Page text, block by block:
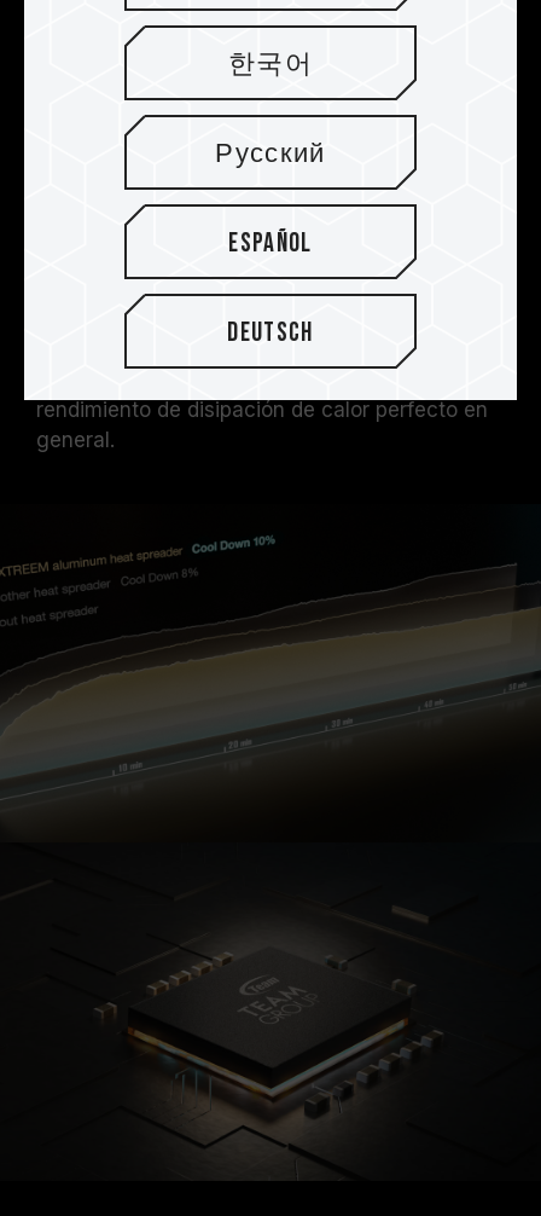
Disipador resistente de calor de 2
mm para una mejora perfecta en la
disipación del calor
T-FORCE XTREEM DDR5 adopta un disipador de
calor de aleación de aluminio de 2 mm para
aumentar su calidad y capacidad de calor.
Además, el producto tiene una almohadilla de
separación térmica con alta conductividad
térmica para fortalecer los efectos de
disipación de calor PMIC. Junto con un
tratamiento antiácido, alcalino, antióxido y
rendimiento de disipación de calor perfecto en
general.
한국어
Русский
Español
Deutsch